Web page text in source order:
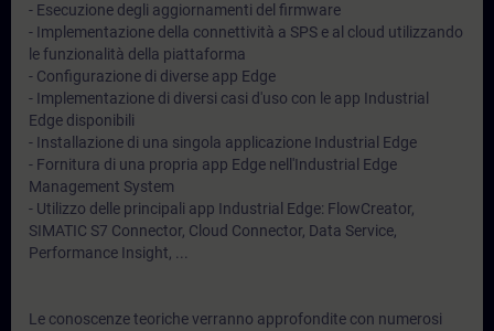
- Esecuzione degli aggiornamenti del firmware
- Implementazione della connettività a SPS e al cloud utilizzando
le funzionalità della piattaforma
- Configurazione di diverse app Edge
- Implementazione di diversi casi d'uso con le app Industrial
Edge disponibili
- Installazione di una singola applicazione Industrial Edge
- Fornitura di una propria app Edge nell'Industrial Edge
Management System
- Utilizzo delle principali app Industrial Edge: FlowCreator,
SIMATIC S7 Connector, Cloud Connector, Data Service,
Performance Insight, ...
Le conoscenze teoriche verranno approfondite con numerosi